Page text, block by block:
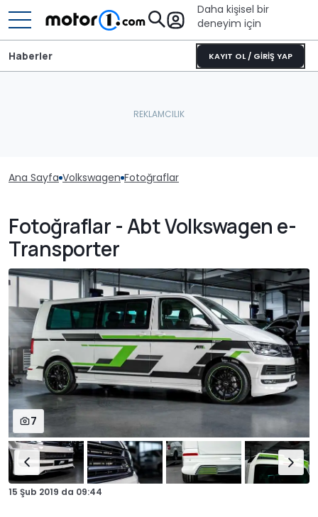
Daha kişisel bir
deneyim için
KAYIT OL / GİRİŞ YAP
Haberler
Ana Sayfa Volkswagen Fotoğraflar
Fotoğraflar - Abt Volkswagen e-
Transporter
7
15 Şub 2019 da 09:44